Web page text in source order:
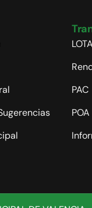
PAC
POA